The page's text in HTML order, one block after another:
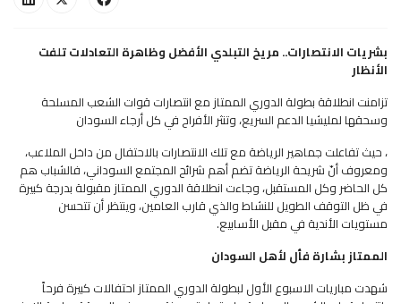
بشريات الانتصارات.. مريخ التبلدي الأفضل وظاهرة التعادلات تلفت
الأنظار
تزامنت انطلاقة بطولة الدوري الممتاز مع انتصارات قوات الشعب المسلحة
وسحقها لمليشيا الدعم السريع، وتنثر الأفراح في كل أرجاء السودان
، حيث تفاعلت جماهير الرياضة مع تلك الانتصارات بالاحتفال من داخل الملاعب،
ومعروف أنّ شريحة الرياضة تضم أهم شرائح المجتمع السوداني، فالشباب هم
كل الحاضر وكل المستقبل، وجاءت انطلاقة الدوري الممتاز مقبولة بدرجة كبيرة
في ظل التوقف الطويل للنشاط والذي قارب العامين، وينتظر أن تتحسن
مستويات الأندية في مقبل الأسابيع.
الممتاز بشارة فأل لأهل السودان
شهدت مباريات الاسبوع الأول لبطولة الدوري الممتاز احتفالات كبيرة فرحاً